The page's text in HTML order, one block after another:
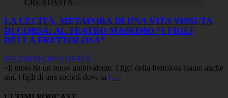
CREATIVITÀ
LA CECITÀ, METAFORA DI UNA VITA VISSUTA
DI CORSA: AL TEATRO MASSIMO “I FIGLI
DELLA FRETTOLOSA”
11/12/2019 CREATIVITÀ
«Il titolo ha un senso ambivalente. I figli della frettolosa siamo anche
noi, i figli di una società dove la […]